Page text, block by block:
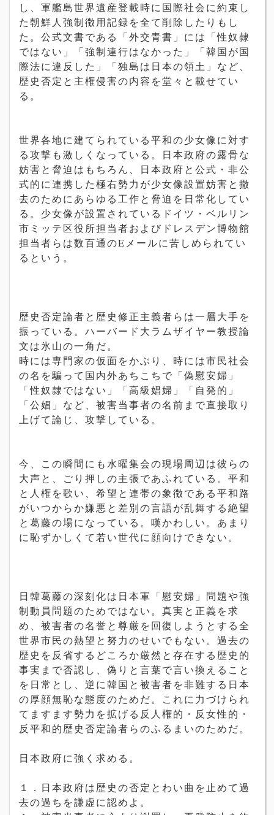
し、軍艦島世界遺産登載時に国際社会に約束し
た朝鮮人強制徴用記録を全て削除したりもし
た。公式文書である「外交青書」には「性奴隷
ではない」「強制連行はなかった」「韓国が国
際法に違反した」「独島は日本の領土」など、
歴史否定と主権侵害の内容を堂々と載せてい
る。
世界各地に建てられている平和の少女像に対す
る攻撃も激しくなっている。日本政府の露骨な
妨害と脅迫はもちろん、日本政府と公式・非公
式的に連携した極右勢力が少女像設置妨害と撤
去のためにあらゆる工作と脅迫を日常化してい
る。少女像が設置されているドイツ・ベルリン
市ミッテ区役所担当者およびドレスデン博物館
担当者らは数百通のEメールに苦しめられてい
るという。
歴史否定論者と歴史修正主義者らは一層大手を
振っている。ハーバード大ラムザイヤー教授論
文は氷山の一角だ。
時には専門家の仮面をかぶり、時には市民社会
の名を騙って国内外あちこちで「偽慰安婦」
「性奴隷ではない」「高級娼婦」「自発的」
「公娼」など、被害当事者の名前まで直接取り
上げて論じ、攻撃している。
今、この瞬間にも水曜集会の現場周辺は彼らの
大声と、ごり押しの主張であふれている。平和
と人権を歌い、希望と連帯の象徴である平和路
がいつからか嫌悪と差別の言語が乱舞する絶望
と葛藤の場になっている。嘆かわしい。あまり
に恥ずかしくて若い世代に顔向けできない。
日韓葛藤の深刻化は日本軍「慰安婦」問題や強
制動員問題のためではない。真実と正義を求
め、被害者の名誉と尊厳を回復しようとする全
世界市民の熱望と努力のせいでもない。過去の
歴史を反省するどころか厳然と存在する歴史的
事実まで否認し、偽りと言葉で言い換えること
を日常とし、逆に韓国と被害者を非難する日本
の厚顔無恥な態度のためだ。これに力づけられ
てますます勢力を拡げる反人権的・反女性的・
反平和的歴史否定論者らのふるまいのためだ。
日本政府に強く求める。
１．日本政府は歴史の否定とわい曲を止めて過
去の過ちを謙虚に認めよ。